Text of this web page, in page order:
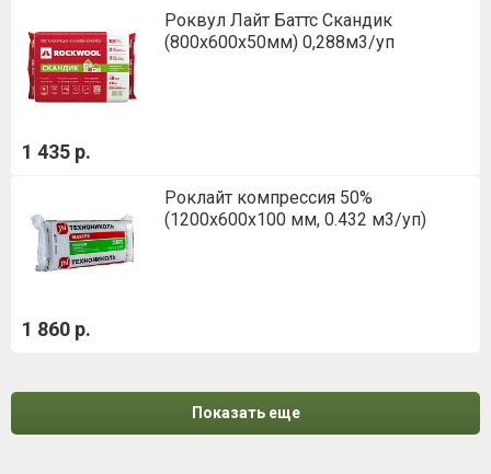
Роквул Лайт Баттс Скандик
(800х600х50мм) 0,288м3/уп
1 435 р.
Роклайт компрессия 50%
(1200х600х100 мм, 0.432 м3/уп)
1 860 р.
Показать еще